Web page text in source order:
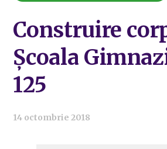
Construire
Școala
125
14 octombrie 2018